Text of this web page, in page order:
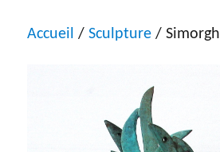
Accueil /Sculpture / Simorgh